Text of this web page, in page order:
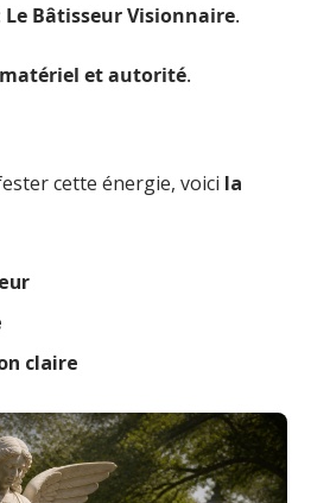
Le Bâtisseur Visionnaire.
matériel et autorité.
cette énergie, voici la
claire